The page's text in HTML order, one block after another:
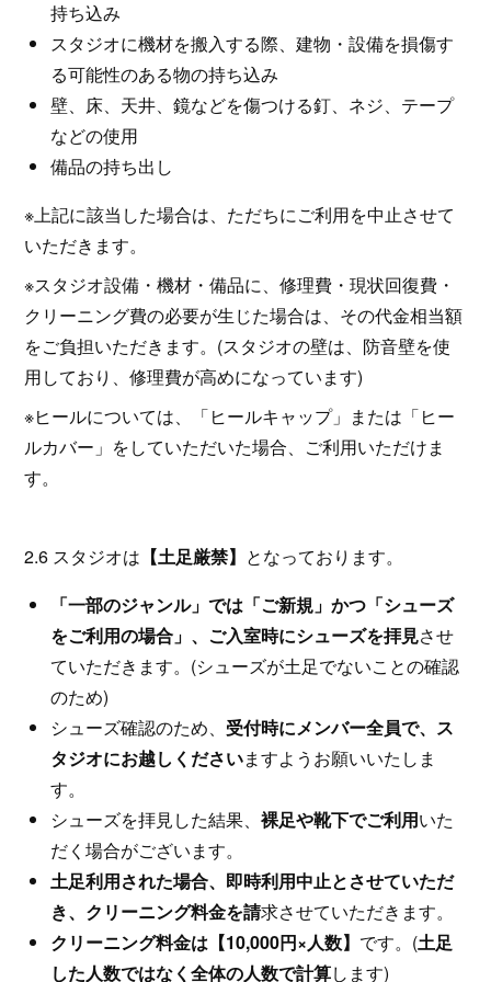
持ち込み
スタジオに機材を搬入する際、建物・設備を損傷す
る可能性のある物の持ち込み
壁、床、天井、鏡などを傷つける釘、ネジ、テープ
などの使用
備品の持ち出し
※上記に該当した場合は、ただちにご利用を中止させて
いただきます。
※スタジオ設備・機材・備品に、修理費・現状回復費・
クリーニング費の必要が生じた場合は、その代金相当額
をご負担いただきます。(スタジオの壁は、防音壁を使
用しており、修理費が高めになっています)
※ヒールについては、「ヒールキャップ」または「ヒー
ルカバー」をしていただいた場合、ご利用いただけま
す。
2.6 スタジオは 【土足厳禁】 となっております。
「一部のジャンル」では「ご新規」かつ「シューズ
をご利用の場合」、ご入室時にシューズを拝見させ
ていただきます。(シューズが土足でないことの確認
のため)
シューズ確認のため、 受付時にメンバー全員で、ス
タジオにお越しくださいますようお願いいたしま
す。
シューズを拝見した結果、裸足や靴下でご利用いた
だく場合がございます。
土足利用された場合、即時利用中止とさせていただ
き、クリーニング料金を請求させていただきます。
クリーニング料金は【10,000円×人数】 です。(土足
した人数ではなく全体の人数で計算します)